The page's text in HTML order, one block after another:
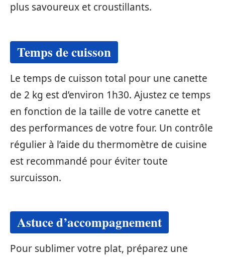
plus savoureux et croustillants.
Temps de cuisson
Le temps de cuisson total pour une canette
de 2 kg est d’environ 1h30. Ajustez ce temps
en fonction de la taille de votre canette et
des performances de votre four. Un contrôle
régulier à l’aide du thermomètre de cuisine
est recommandé pour éviter toute
surcuisson.
Astuce d’accompagnement
Pour sublimer votre plat, préparez une